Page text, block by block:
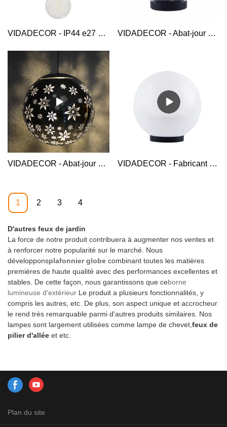
D'autres feux de jardin
La force de notre produit contribuera à augmenter nos ventes et
à renforcer notre popularité sur le marché. Nous
développonsplafonnier globe combinant toutes les matières
premières de haute qualité avec des performances excellentes et
stables. De cette façon, nous garantissons que ceborne
lumineuse d'extérieur Le produit a plusieurs fonctionnalités, y
compris les autres, etc. De plus, son aspect unique et accrocheur
le rend très remarquable parmi d'autres produits similaires. Nos
lampes sont largement utilisées comme lampe de chevet,feux de
pilier d'allée et etc.
VIDADECOR - IP44 e27 moderne led dîner hôtel pmma acrylique nordique intérieur extérieur suspendu unique globe rond moderne suspension Globe Pendant Light VIDADECOR - Abat-jour abat-jour abat-jour abat-jour abat-jour en plastique personnalisé pas cher en gros européen
VIDADECOR - Abat-jour en plastique galvanisé sur mesure pour l'éclairage intérieur décoration de la maison suspension abat-jour abat-jour de bureau abat-jour VIDADECOR - Fabricant d'abat-jour 250mm plastique opale déco extérieur abat-jour
1 2 3 4
Plan du site